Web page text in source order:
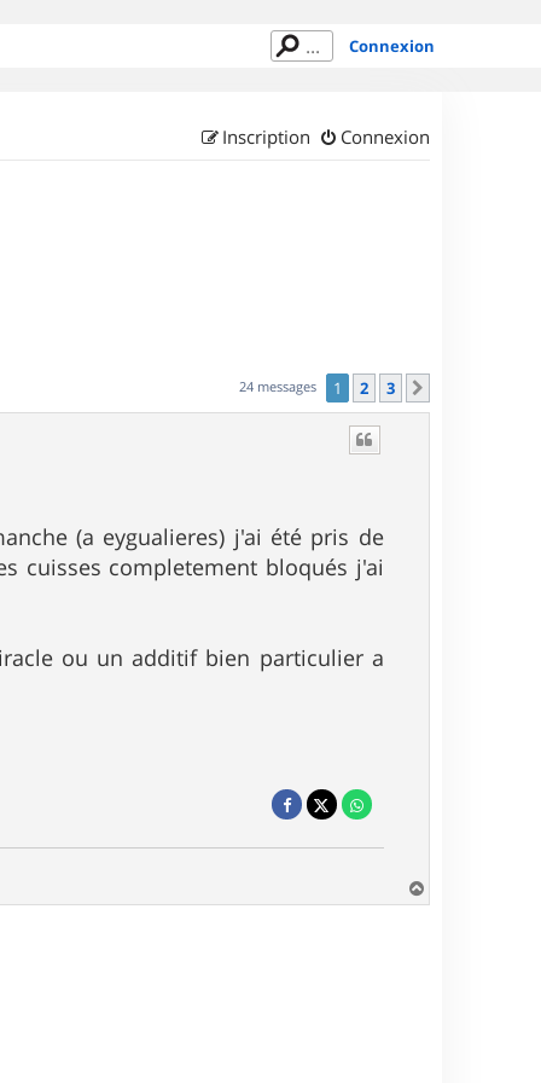
Connexion
Connexion
Inscription
24 messages 1 2 3
(a eygualieres) j'ai été pris de
cuisses completement bloqués j'ai
ou un additif bien particulier a
a